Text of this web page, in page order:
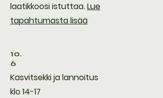
laatikkoosi istuttaa.Lue
tapahtumasta lisää
10.
6
Kasvitsekki ja lannoitus
klo 14-17